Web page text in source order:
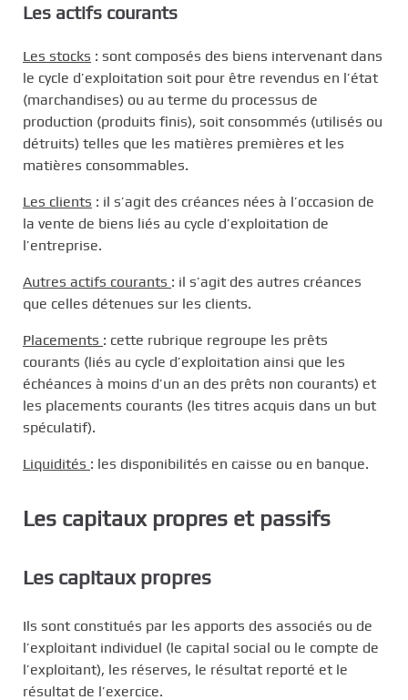
Les actifs courants
Les stocks : sont composés des biens intervenant dans
le cycle d’exploitation soit pour être revendus en l’état
(marchandises) ou au terme du processus de
production (produits finis), soit consommés (utilisés ou
détruits) telles que les matières premières et les
matières consommables.
Les clients : il s’agit des créances nées à l’occasion de
la vente de biens liés au cycle d’exploitation de
l’entreprise.
Autres actifs courants : il s’agit des autres créances
que celles détenues sur les clients.
Placements : cette rubrique regroupe les prêts
courants (liés au cycle d’exploitation ainsi que les
échéances à moins d’un an des prêts non courants) et
les placements courants (les titres acquis dans un but
spéculatif).
Liquidités : les disponibilités en caisse ou en banque.
Les capitaux propres et passifs
Les capitaux propres
Ils sont constitués par les apports des associés ou de
l’exploitant individuel (le capital social ou le compte de
l’exploitant), les réserves, le résultat reporté et le
résultat de l’exercice.